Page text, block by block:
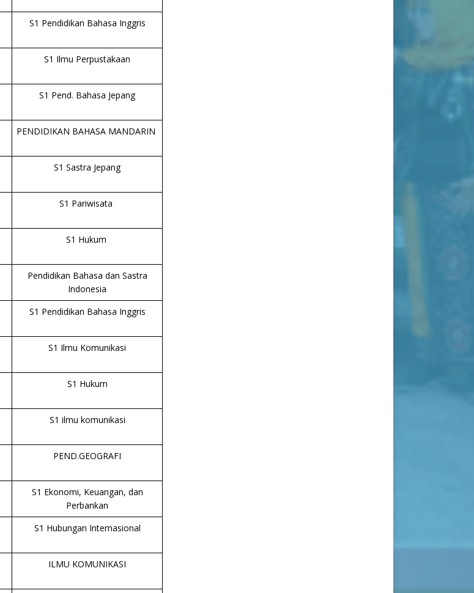
S1 Pendidikan Bahasa Inggris
S1 Ilmu Perpustakaan
S1 Pend. Bahasa Jepang
PENDIDIKAN BAHASA MANDARIN
S1 Sastra Jepang
S1 Pariwisata
S1 Hukum
Pendidikan Bahasa dan Sastra
Indonesia
S1 Pendidikan Bahasa Inggris
S1 Ilmu Komunikasi
S1 Hukum
S1 ilmu komunikasi
PEND.GEOGRAFI
S1 Ekonomi, Keuangan, dan
Perbankan
S1 Hubungan Internasional
ILMU KOMUNIKASI